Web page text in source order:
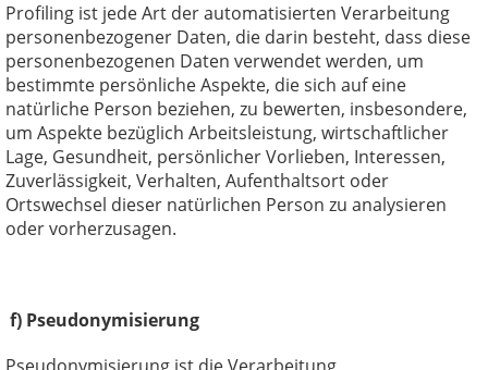
Profiling ist jede Art der automatisierten Verarbeitung
personenbezogener Daten, die darin besteht, dass diese
personenbezogenen Daten verwendet werden, um
bestimmte persönliche Aspekte, die sich auf eine
natürliche Person beziehen, zu bewerten, insbesondere,
um Aspekte bezüglich Arbeitsleistung, wirtschaftlicher
Lage, Gesundheit, persönlicher Vorlieben, Interessen,
Zuverlässigkeit, Verhalten, Aufenthaltsort oder
Ortswechsel dieser natürlichen Person zu analysieren
oder vorherzusagen.
f) Pseudonymisierung